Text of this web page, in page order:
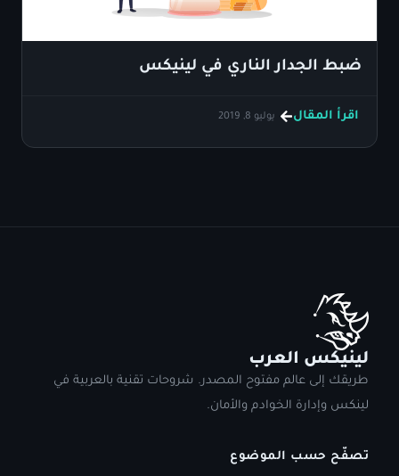
ضبط الجدار الناري في لينيكس
اقرأ المقال يوليو 8, 2019
لينيكس العرب
طريقك إلى عالم مفتوح المصدر. شروحات تقنية بالعربية في
لينكس وإدارة الخوادم والأمان.
تصفّح حسب الموضوع